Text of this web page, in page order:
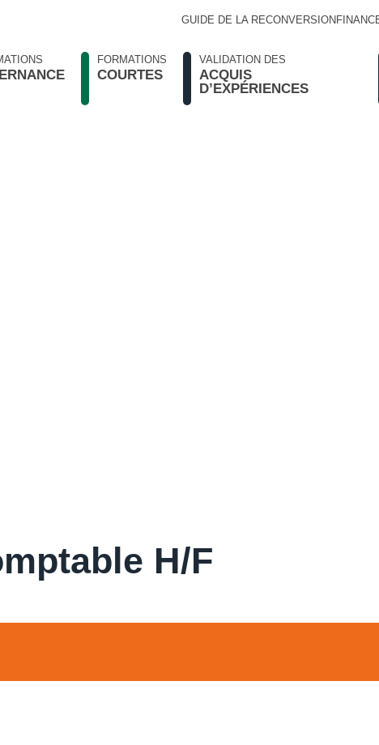
FORMATIONS
COURTES
VALIDATION DES
ACQUIS
D’EXPÉRIENCES
GUIDE DE LA RECONVERSION
H/F